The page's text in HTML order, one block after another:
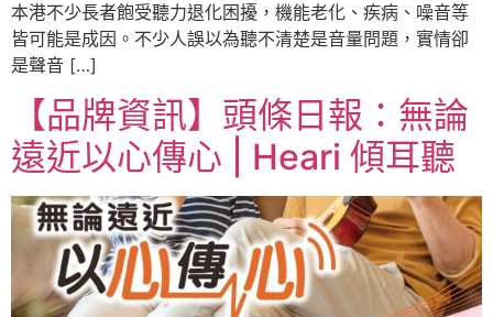
本港不少長者飽受聽力退化困擾，機能老化、疾病、噪音等
皆可能是成因。不少人誤以為聽不清楚是音量問題，實情卻
是聲音 […]
【品牌資訊】頭條日報：無論
遠近以心傳心 | Heari 傾耳聽